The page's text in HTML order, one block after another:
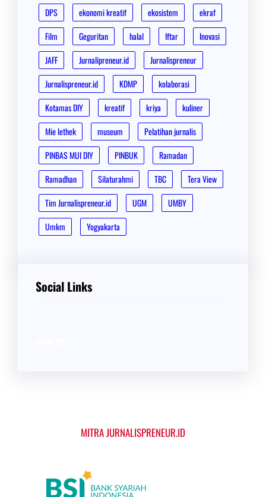
DPS
ekonomi kreatif ekosistem
ekraf
Film
Geguritan halal Iftar
Inovasi
JAFF
Jurnalipreneur.id
Jurnalispreneur
Jurnalispreneur.id
KDMP
kolaborasi
Kotamas DIY
kreatif kriya
kuliner
Mie lethek
museum
Pelatihan jurnalis
PINBAS MUI DIY
PINBUK
Ramadan
Ramadhan
Silaturahmi TBC
Tera View
Tim Jurnalispreneur.id
UGM
UMBY
Umkm
Yogyakarta
Social Links
MITRA JURNALISPRENEUR.ID